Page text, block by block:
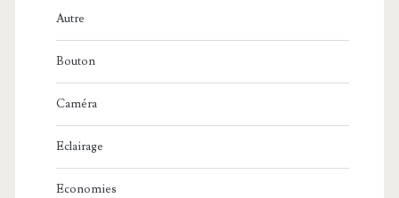
Autre
Bouton
Caméra
Eclairage
Economies